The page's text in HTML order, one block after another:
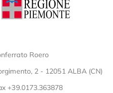
Roero
2 - 12051 ALBA (CN)
+39.0173.363878